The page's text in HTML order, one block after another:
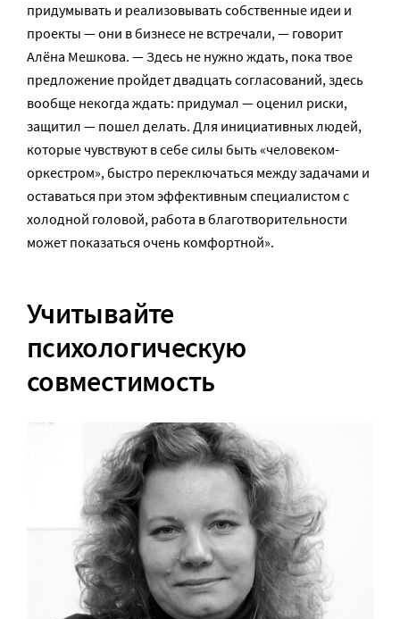
придумывать и реализовывать собственные идеи и
проекты — они в бизнесе не встречали, — говорит
Алёна Мешкова. — Здесь не нужно ждать, пока твое
предложение пройдет двадцать согласований, здесь
вообще некогда ждать: придумал — оценил риски,
защитил — пошел делать. Для инициативных людей,
которые чувствуют в себе силы быть «человеком-
оркестром», быстро переключаться между задачами и
оставаться при этом эффективным специалистом с
холодной головой, работа в благотворительности
может показаться очень комфортной».
Учитывайте
психологическую
совместимость